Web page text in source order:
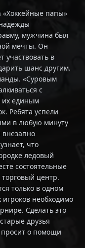
«Хоккейные папы»
мужчина был
мечты. Он
участвовать в
шанс другим.
«Суровым
с
их единым
Ребята успели
в любую минуту
что
ледовый
состоятельные
центр.
только в одном
необходимо
Сделать это
друзья
о помощи